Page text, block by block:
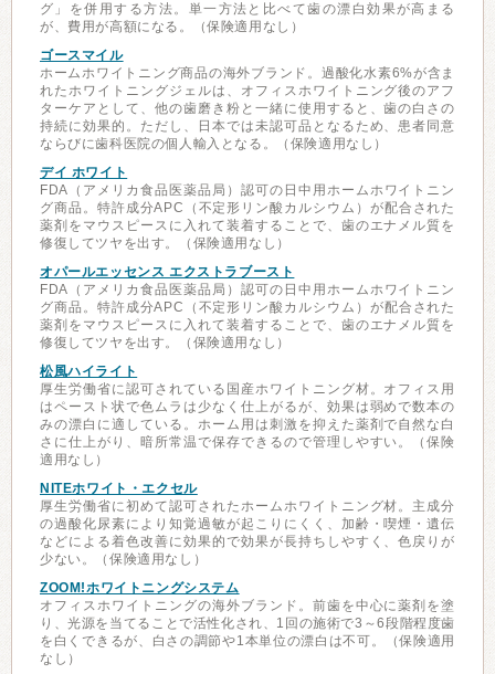
グ」を併用する方法。単一方法と比べて歯の漂白効果が高まる
が、費用が高額になる。（保険適用なし）
ゴースマイル
ホームホワイトニング商品の海外ブランド。過酸化水素6%が含ま
れたホワイトニングジェルは、オフィスホワイトニング後のアフ
ターケアとして、他の歯磨き粉と一緒に使用すると、歯の白さの
持続に効果的。ただし、日本では未認可品となるため、患者同意
ならびに歯科医院の個人輸入となる。（保険適用なし）
デイ ホワイト
FDA（アメリカ食品医薬品局）認可の日中用ホームホワイトニン
グ商品。特許成分APC（不定形リン酸カルシウム）が配合された
薬剤をマウスピースに入れて装着することで、歯のエナメル質を
修復してツヤを出す。（保険適用なし）
オパールエッセンス エクストラブースト
FDA（アメリカ食品医薬品局）認可の日中用ホームホワイトニン
グ商品。特許成分APC（不定形リン酸カルシウム）が配合された
薬剤をマウスピースに入れて装着することで、歯のエナメル質を
修復してツヤを出す。（保険適用なし）
松風ハイライト
厚生労働省に認可されている国産ホワイトニング材。オフィス用
はペースト状で色ムラは少なく仕上がるが、効果は弱めで数本の
みの漂白に適している。ホーム用は刺激を抑えた薬剤で自然な白
さに仕上がり、暗所常温で保存できるので管理しやすい。（保険
適用なし）
NITEホワイト・エクセル
厚生労働省に初めて認可されたホームホワイトニング材。主成分
の過酸化尿素により知覚過敏が起こりにくく、加齢・喫煙・遺伝
などによる着色改善に効果的で効果が長持ちしやすく、色戻りが
少ない。（保険適用なし）
ZOOM!ホワイトニングシステム
オフィスホワイトニングの海外ブランド。前歯を中心に薬剤を塗
り、光源を当てることで活性化され、1回の施術で3～6段階程度歯
を白くできるが、白さの調節や1本単位の漂白は不可。（保険適用
なし）